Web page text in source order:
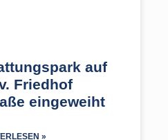
auf
Friedhof
eingeweiht
»